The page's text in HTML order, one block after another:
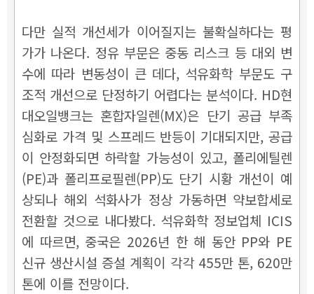
다만 실적 개선세가 이어질지는 불확실하다는 평
가가 나온다. 정유 부문은 중동 리스크 등 대외 변
수에 따라 변동성이 큰 데다, 석유화학 부문도 구
조적 개선으로 단정하기 어렵다는 분석이다. HD현
대오일뱅크는 혼합자일렌(MX)은 단기 공급 부족
심화로 가격 및 스프레드 반등이 기대되지만, 공급
이 안정화되면 하락할 가능성이 있고, 폴리에틸렌
(PE)과 폴리프로필렌(PP)도 단기 시황 개선이 예
상되나 해외 석화사가 정상 가동하면 약보합세로
전환할 것으로 내다봤다. 석유화학 정보업체 ICIS
에 따르면, 중국은 2026년 한 해 동안 PP와 PE
신규 생산시설 증설 계획이 각각 455만 톤, 620만
톤에 이를 전망이다.